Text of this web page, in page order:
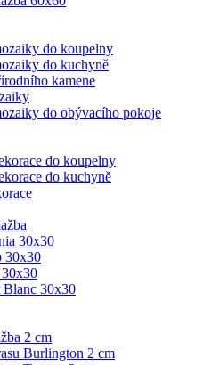
do koupelny
do kuchyně
kamene
do obývacího pokoje
do koupelny
do kuchyně
30x30
30x30
30x30
2 cm
Burlington 2 cm